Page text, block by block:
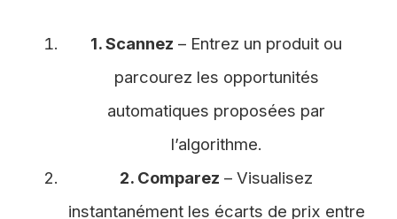
1. Scannez – Entrez un produit ou
parcourez les opportunités
automatiques proposées par
l’algorithme.
2. Comparez – Visualisez
instantanément les écarts de prix entre